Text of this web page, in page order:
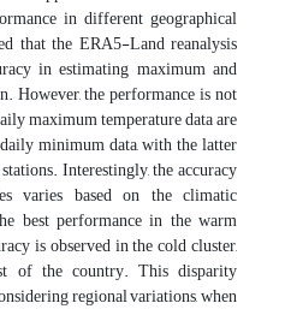
in different geographical
that the ERA5-Land reanalysis
in estimating maximum and
However, the performance is not
maximum temperature data are
minimum data, with the latter
Interestingly, the accuracy
varies based on the climatic
best performance in the warm
is observed in the cold cluster,
of the country. This disparity
regional variations, when